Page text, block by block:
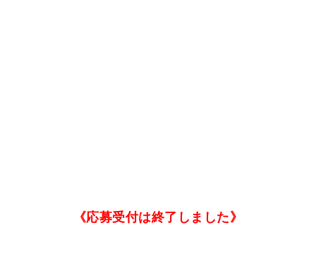
《応募受付は終了しました》